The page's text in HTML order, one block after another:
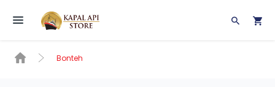
Toggle navigation
Bonteh